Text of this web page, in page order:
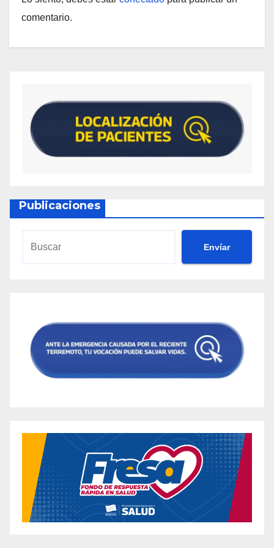
comentario.
Publicaciones
Envíar